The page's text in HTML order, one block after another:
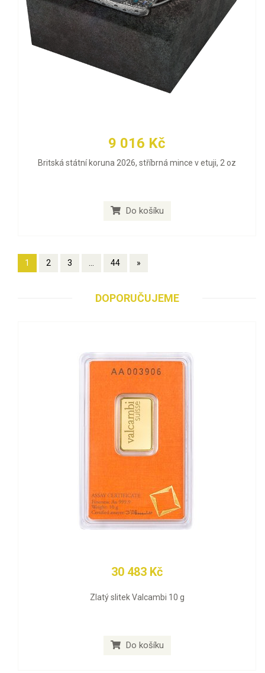
9 016 Kč
Britská státní koruna 2026, stříbrná mince v etuji, 2 oz
Do košíku
1 2 3 ... 44 »
DOPORUČUJEME
30 483 Kč
Zlatý slitek Valcambi 10 g
Do košíku